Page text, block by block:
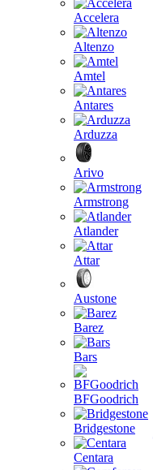
Accelera
Altenzo
Amtel
Antares
Arduzza
Arivo
Armstrong
Atlander
Attar
Austone
Barez
Bars
BFGoodrich
Bridgestone
Centara